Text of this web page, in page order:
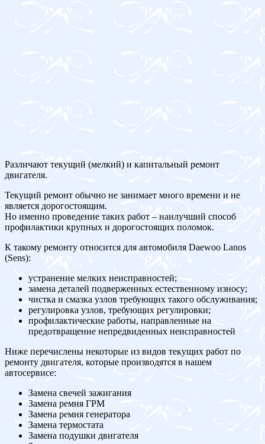
Различают текущий (мелкий) и капитальный ремонт
двигателя.
Текущий ремонт обычно не занимает много времени и не
является дорогостоящим.
Но именно проведение таких работ – наилучший способ
профилактики крупных и дорогостоящих поломок.
К такому ремонту относится для автомобиля Daewoo Lanos
(Sens):
устранение мелких неисправностей;
замена деталей подверженных естественному износу;
чистка и смазка узлов требующих такого обслуживания;
регулировка узлов, требующих регулировки;
профилактические работы, направленные на
предотвращение непредвиденных неисправностей
Ниже перечислены некоторые из видов текущих работ по
ремонту двигателя, которые производятся в нашем
автосервисе:
Замена свечей зажигания
Замена ремня ГРМ
Замена ремня генератора
Замена термостата
Замена подушки двигателя